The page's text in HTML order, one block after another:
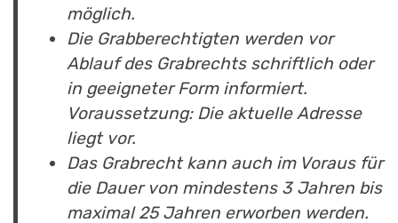
möglich.
Die Grabberechtigten werden vor
Ablauf des Grabrechts schriftlich oder
in geeigneter Form informiert.
Voraussetzung: Die aktuelle Adresse
liegt vor.
Das Grabrecht kann auch im Voraus für
die Dauer von mindestens 3 Jahren bis
maximal 25 Jahren erworben werden.